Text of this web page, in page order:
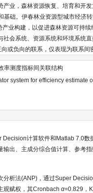
业，森林资源恢复、培育和开
础。伊春林业资源型城市经济
业构建，以促进森林资源可持
会系统、资源系统和环境系统直
或负向的联系，仅表现为联系间
率测度指标间关联结构
system for efficiency estimate
计算软件和Matlab 7.0数
出、主成分综合值计算、参考
析法(ANP)，通过Super
观赋权，其Cronbachα=0.829，